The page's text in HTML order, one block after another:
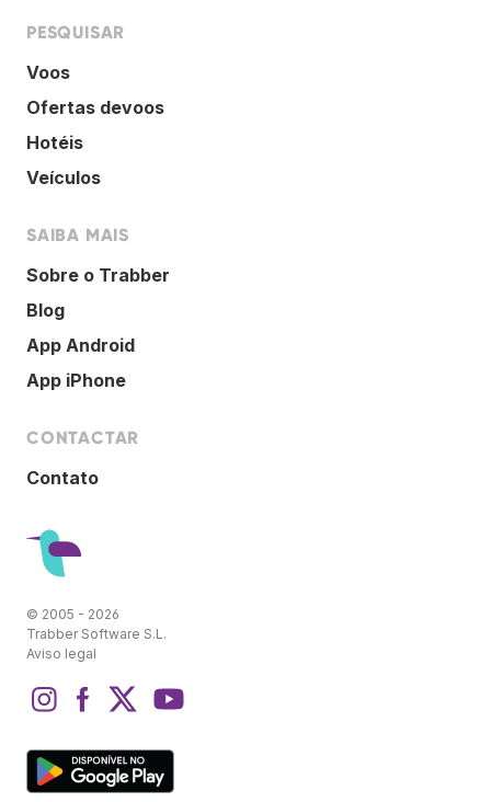
PESQUISAR
Voos
Ofertas devoos
Hotéis
Veículos
SAIBA MAIS
Sobre o Trabber
Blog
App Android
App iPhone
CONTACTAR
Contato
© 2005 - 2026
Trabber Software S.L.
Aviso legal